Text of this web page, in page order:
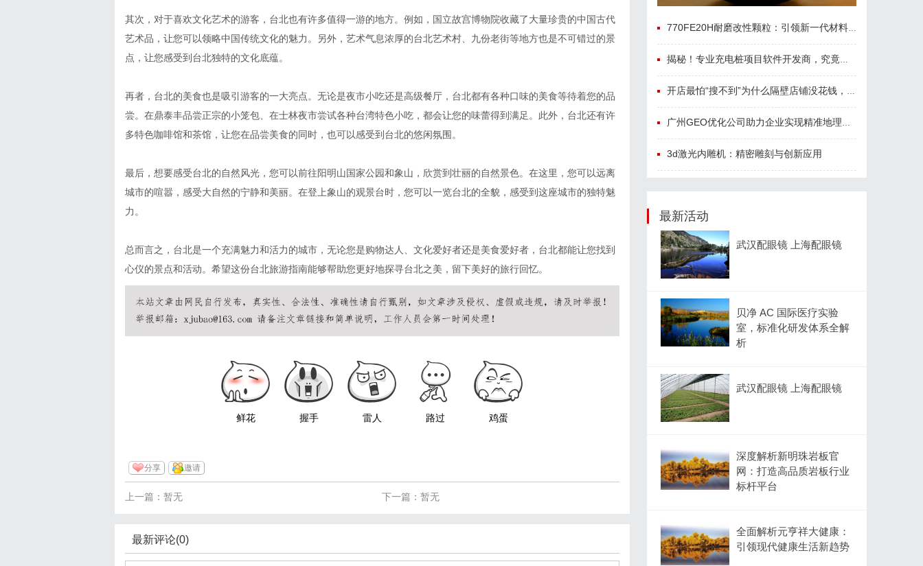
其次，对于喜欢文化艺术的游客，台北也有许多值得一游的地方。例如，国立故宫博物院收藏了大量珍贵的中国古代
艺术品，让您可以领略中国传统文化的魅力。另外，艺术气息浓厚的台北艺术村、九份老街等地方也是不可错过的景
点，让您感受到台北独特的文化底蕴。
再者，台北的美食也是吸引游客的一大亮点。无论是夜市小吃还是高级餐厅，台北都有各种口味的美食等待着您的品
尝。在鼎泰丰品尝正宗的小笼包、在士林夜市尝试各种台湾特色小吃，都会让您的味蕾得到满足。此外，台北还有许
多特色咖啡馆和茶馆，让您在品尝美食的同时，也可以感受到台北的悠闲氛围。
最后，想要感受台北的自然风光，您可以前往阳明山国家公园和象山，欣赏到壮丽的自然景色。在这里，您可以远离
城市的喧嚣，感受大自然的宁静和美丽。在登上象山的观景台时，您可以一览台北的全貌，感受到这座城市的独特魅
力。
总而言之，台北是一个充满魅力和活力的城市，无论您是购物达人、文化爱好者还是美食爱好者，台北都能让您找到
心仪的景点和活动。希望这份台北旅游指南能够帮助您更好地探寻台北之美，留下美好的旅行回忆。
鲜花 握手 雷人 路过 鸡蛋
分享 邀请
下一篇：暂无
上一篇：暂无
最新评论(0)
770FE20H耐磨改性颗粒：引领新一代材料革命
揭秘！专业充电桩项目软件开发商，究竟藏着哪些行业秘诀？
开店最怕“搜不到”为什么隔壁店铺没花钱，ai却天天给他免费派单？
广州GEO优化公司助力企业实现精准地理信息服务升级
3d激光内雕机：精密雕刻与创新应用
最新活动
武汉配眼镜 上海配眼镜
贝净 AC 国际医疗实验
室，标准化研发体系全解
析
武汉配眼镜 上海配眼镜
深度解析新明珠岩板官
网：打造高品质岩板行业
标杆平台
全面解析元亨祥大健康：
引领现代健康生活新趋势